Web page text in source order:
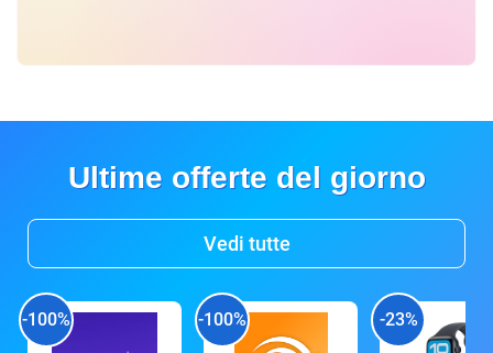
Ultime offerte del giorno
Vedi tutte
-100% -100% -23%